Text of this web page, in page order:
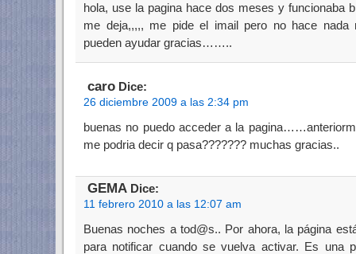
hola, use la pagina hace dos meses y funcionaba
me deja,,,,, me pide el imail pero no hace nada
pueden ayudar gracias……..
caro Dice:
26 diciembre 2009 a las 2:34 pm
buenas no puedo acceder a la
me podria decir q pasa??????? muchas gracias..
GEMA Dice:
11 febrero 2010 a las 12:07 am
Buenas noches a tod@s.. Por ahora, la página
para notificar cuando se vuelva activar. Es una